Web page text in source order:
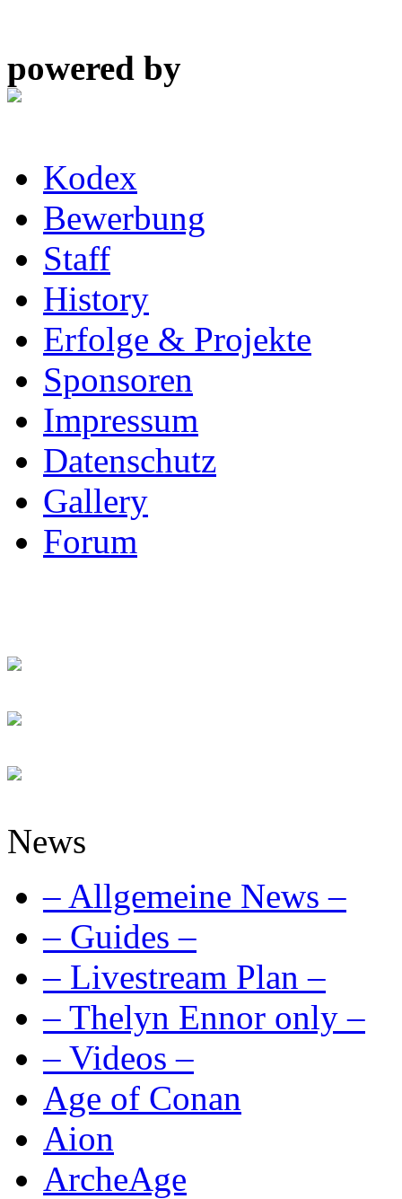
powered by
Kodex
Bewerbung
Staff
History
Erfolge & Projekte
Sponsoren
Impressum
Datenschutz
Gallery
Forum
News
– Allgemeine News –
– Guides –
– Livestream Plan –
– Thelyn Ennor only –
– Videos –
Age of Conan
Aion
ArcheAge